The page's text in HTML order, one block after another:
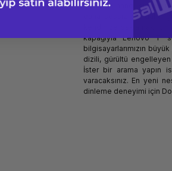
sistemin hangi
daha sessiz ve daha
kendinize saklamak
kapağıyla Lenovo T
bilgisayarlarımızın
dizili, gürültü engelleyen
İster bir arama yapın
varacaksınız. En yeni
dinleme deneyimi için